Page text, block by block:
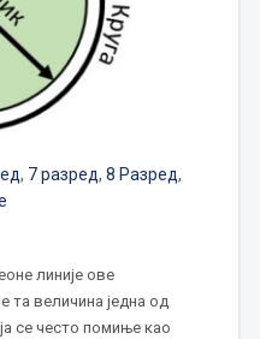
, 7 разред, 8 Разред,
линије ове
та величина једна од
се често помиње као